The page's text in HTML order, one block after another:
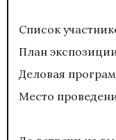
Список
План
Деловая
Место